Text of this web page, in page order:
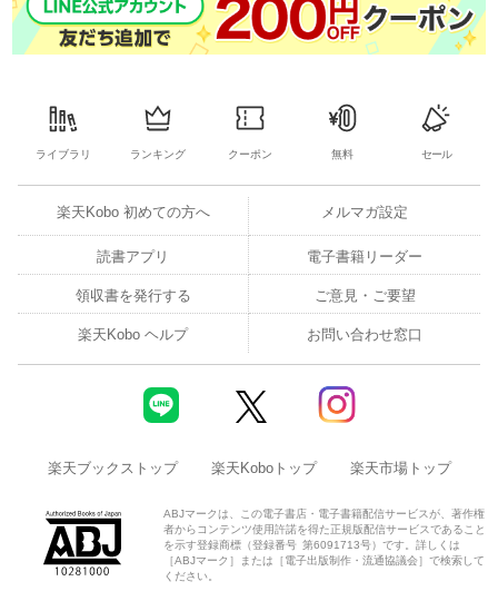
ライブラリ ランキング クーポン 無料 セール
楽天Kobo 初めての方へ メルマガ設定
読書アプリ 電子書籍リーダー
領収書を発行する ご意見・ご要望
楽天Kobo ヘルプ お問い合わせ窓口
楽天ブックストップ 楽天Koboトップ 楽天市場トップ
ABJマークは、この電子書店・電子書籍配信サービスが、著作権
者からコンテンツ使用許諾を得た正規版配信サービスであること
を示す登録商標（登録番号 第6091713号）です。詳しくは
［ABJマーク］または［電子出版制作・流通協議会］で検索して
ください。